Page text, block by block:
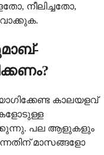
നീലിച്ചതോ,
കാലയളവ്
പല ആളുകളും
മാസങ്ങളോ